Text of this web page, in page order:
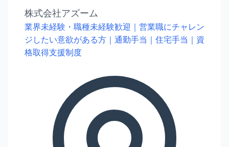
株式会社アズーム
業界未経験・職種未経験歓迎｜営業職にチャレン
ジしたい意欲がある方｜通勤手当｜住宅手当｜資
格取得支援制度